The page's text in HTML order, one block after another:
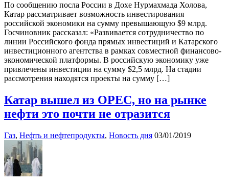
По сообщению посла России в Дохе Нурмахмада Холова,
Катар рассматривает возможность инвестирования
российской экономики на сумму превышающую $9 млрд.
Госчиновник рассказал: «Развивается сотрудничество по
линии Российского фонда прямых инвестиций и Катарского
инвестиционного агентства в рамках совместной финансово-
экономической платформы. В российскую экономику уже
привлечены инвестиции на сумму $2,5 млрд. На стадии
рассмотрения находятся проекты на сумму […]
Катар вышел из OPEC, но на рынке
нефти это почти не отразится
Газ, Нефть и нефтепродукты, Новость дня 03/01/2019